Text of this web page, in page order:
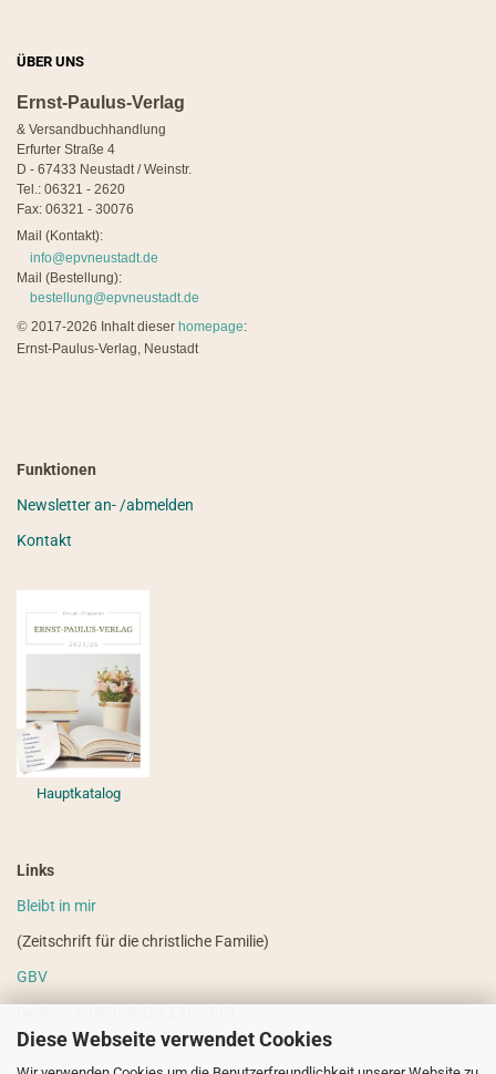
Diese Webseite verwendet Cookies
ÜBER UNS
Ernst-Paulus-Verlag
& Versandbuchhandlung
Erfurter Straße 4
D - 67433 Neustadt / Weinstr.
Tel.: 06321 - 2620
Fax: 06321 - 30076
Mail (Kontakt):
info@epvneustadt.de
Mail (Bestellung):
bestellung@epvneustadt.de
© 2017-2026 Inhalt dieser homepage:
Ernst-Paulus-Verlag, Neustadt
Funktionen
Newsletter an- /abmelden
Kontakt
Hauptkatalog
Links
Bleibt in mir
(Zeitschrift für die christliche Familie)
GBV
VdHS